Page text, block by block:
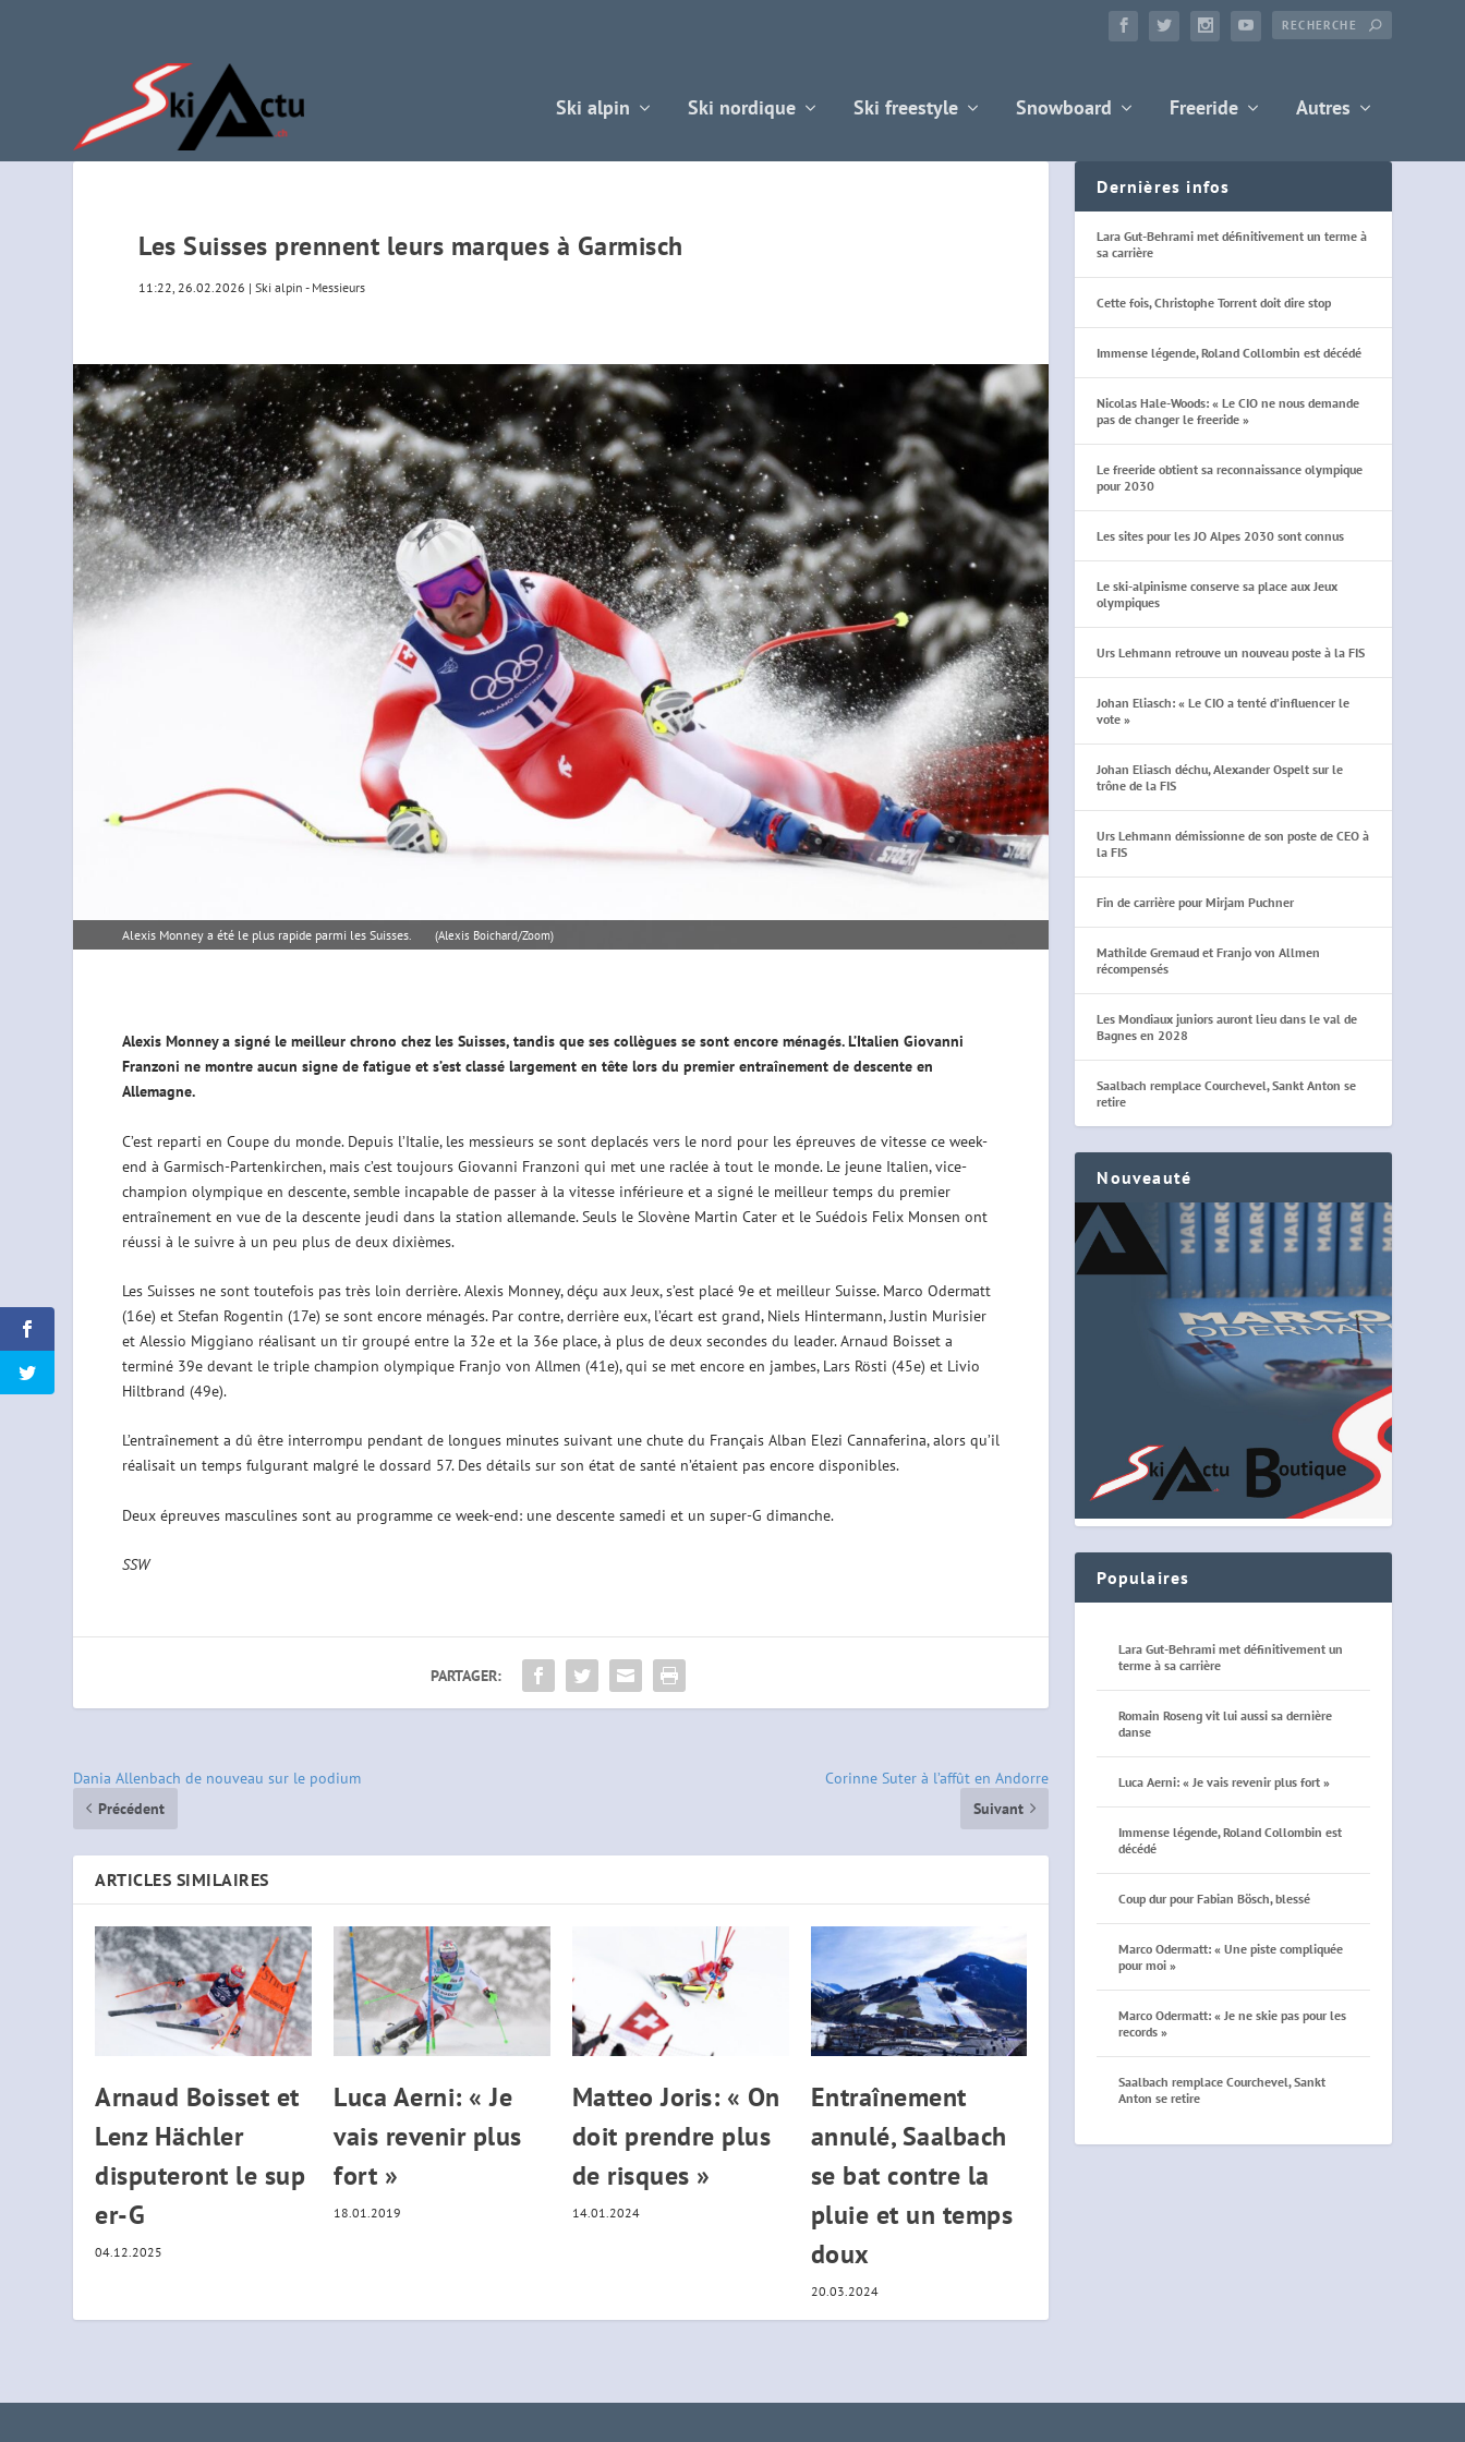
Ski alpin Ski nordique Ski freestyle Snowboard Freeride Autres
Les Suisses prennent leurs marques à Garmisch
11:22, 26.02.2026 |Ski alpin - Messieurs
Alexis Monney a été le plus rapide parmi les Suisses. (Alexis Boichard/Zoom)
Alexis Monney a signé le meilleur chrono chez les Suisses, tandis que ses collègues se sont encore ménagés. L’Italien Giovanni
Franzoni ne montre aucun signe de fatigue et s’est classé largement en tête lors du premier entraînement de descente en
Allemagne.
C’est reparti en Coupe du monde. Depuis l’Italie, les messieurs se sont deplacés vers le nord pour les épreuves de vitesse ce week-
end à Garmisch-Partenkirchen, mais c’est toujours Giovanni Franzoni qui met une raclée à tout le monde. Le jeune Italien, vice-
champion olympique en descente, semble incapable de passer à la vitesse inférieure et a signé le meilleur temps du premier
entraînement en vue de la descente jeudi dans la station allemande. Seuls le Slovène Martin Cater et le Suédois Felix Monsen ont
réussi à le suivre à un peu plus de deux dixièmes.
Les Suisses ne sont toutefois pas très loin derrière. Alexis Monney, déçu aux Jeux, s’est placé 9e et meilleur Suisse. Marco Odermatt
(16e) et Stefan Rogentin (17e) se sont encore ménagés. Par contre, derrière eux, l’écart est grand, Niels Hintermann, Justin Murisier
et Alessio Miggiano réalisant un tir groupé entre la 32e et la 36e place, à plus de deux secondes du leader. Arnaud Boisset a
terminé 39e devant le triple champion olympique Franjo von Allmen (41e), qui se met encore en jambes, Lars Rösti (45e) et Livio
Hiltbrand (49e).
L’entraînement a dû être interrompu pendant de longues minutes suivant une chute du Français Alban Elezi Cannaferina, alors qu’il
réalisait un temps fulgurant malgré le dossard 57. Des détails sur son état de santé n’étaient pas encore disponibles.
Deux épreuves masculines sont au programme ce week-end: une descente samedi et un super-G dimanche.
SSW
PARTAGER:
Dania Allenbach de nouveau sur le podium
Précédent
Corinne Suter à l’affût en Andorre
Suivant
ARTICLES SIMILAIRES
Arnaud Boisset et
Lenz Hächler
disputeront le sup
er-G
04.12.2025
Luca Aerni: « Je
vais revenir plus
fort »
18.01.2019
Matteo Joris: « On
doit prendre plus
de risques »
14.01.2024
Entraînement
annulé, Saalbach
se bat contre la
pluie et un temps
doux
20.03.2024
Dernières infos
Lara Gut-Behrami met définitivement un terme à
sa carrière
Cette fois, Christophe Torrent doit dire stop
Immense légende, Roland Collombin est décédé
Nicolas Hale-Woods: « Le CIO ne nous demande
pas de changer le freeride »
Le freeride obtient sa reconnaissance olympique
pour 2030
Les sites pour les JO Alpes 2030 sont connus
Le ski-alpinisme conserve sa place aux Jeux
olympiques
Urs Lehmann retrouve un nouveau poste à la FIS
Johan Eliasch: « Le CIO a tenté d’influencer le
vote »
Johan Eliasch déchu, Alexander Ospelt sur le
trône de la FIS
Urs Lehmann démissionne de son poste de CEO à
la FIS
Fin de carrière pour Mirjam Puchner
Mathilde Gremaud et Franjo von Allmen
récompensés
Les Mondiaux juniors auront lieu dans le val de
Bagnes en 2028
Saalbach remplace Courchevel, Sankt Anton se
retire
Nouveauté
Populaires
Lara Gut-Behrami met définitivement un
terme à sa carrière
Romain Roseng vit lui aussi sa dernière
danse
Luca Aerni: « Je vais revenir plus fort »
Immense légende, Roland Collombin est
décédé
Coup dur pour Fabian Bösch, blessé
Marco Odermatt: « Une piste compliquée
pour moi »
Marco Odermatt: « Je ne skie pas pour les
records »
Saalbach remplace Courchevel, Sankt
Anton se retire